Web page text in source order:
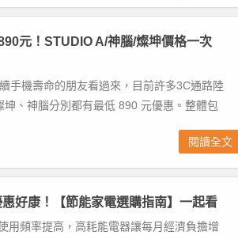
元！STUDIO A/神腦/燦坤價格一次
手機壽命的朋友看過來，目前許多3C通路陸
、神腦分別都有最低 890 元優惠。整體包
閱讀全文
好康！【節能家電選購指南】一起看
用頻率提高，高耗能電器讓每月經濟負擔增